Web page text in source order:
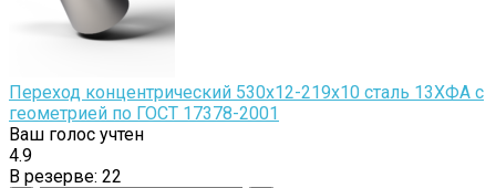
Переход концентрический 530х12-219х10 сталь 13ХФА с
геометрией по ГОСТ 17378-2001
Ваш голос учтен
4.9
В резерве: 22